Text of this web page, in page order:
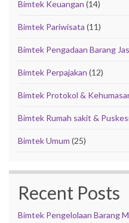
Bimtek Keuangan (14)
Bimtek Pariwisata (11)
Bimtek Pengadaan Barang
Bimtek Perpajakan (12)
Bimtek Protokol &
Bimtek Rumah sakit &
Bimtek Umum (25)
Recent Posts
Bimtek Pengelolaan Barang